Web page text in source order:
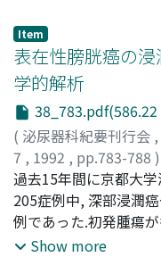
り有意に大きく, 静脈
造影剤の高浸透圧性
Kawamura, Naoki
両側尿管皮膚瘻から
ないが, 各群の各1例で
た.K群では, 輸出脚の
又, 輸出脚脱出を2例,
1側水腎症を1例, カテ
の3例で軽度の失禁を
腎機能もquality of life
Item
表在性膀胱癌の
学的解析
38_783.pdf(586.22
( 泌尿器科紀要刊行会 ,
7 , 1992 , pp.783-788 )
筧, 善行;西尾, 恭規;
Kakehi, Yoshiyuki;
Takayuki;Takeuchi,
過去15年間に京都大
205症例中, 深部浸潤
例であった.初発腫瘍
尿細胞診陽性症例は病
Show more